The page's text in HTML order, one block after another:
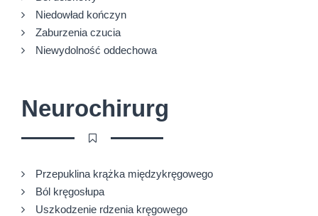
Niedowład kończyn
Zaburzenia czucia
Niewydolność oddechowa
Neurochirurg
Przepuklina krążka międzykręgowego
Ból kręgosłupa
Uszkodzenie rdzenia kręgowego